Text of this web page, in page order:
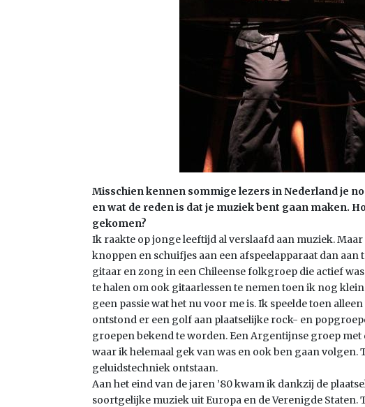
Misschien kennen sommige lezers in Nederland je
en wat de reden is dat je muziek bent gaan maken.
gekomen?
Ik raakte op jonge leeftijd al verslaafd aan muziek.
knoppen en schuifjes aan een afspeelapparaat dan
gitaar en zong in een Chileense folkgroep die actief
te halen om ook gitaarlessen te nemen toen ik nog
geen passie wat het nu voor me is. Ik speelde toen
ontstond er een golf aan plaatselijke rock- en
groepen bekend te worden. Een Argentijnse groep met
waar ik helemaal gek van was en ook ben gaan
geluidstechniek ontstaan.
Aan het eind van de jaren ’80 kwam ik dankzij de
soortgelijke muziek uit Europa en de Verenigde Staten.